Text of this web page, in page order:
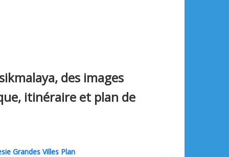
des images
itinéraire et plan de
Grandes Villes Plan